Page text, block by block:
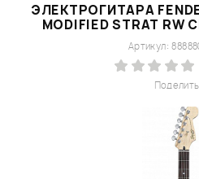
ЭЛЕКТРОГИТАРА
MODIFIED STRAT RW
Артикул: